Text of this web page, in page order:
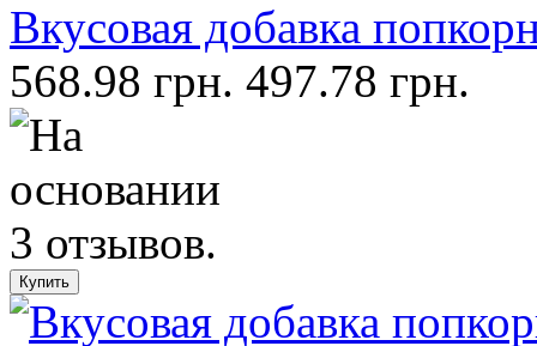
Вкусовая добавка
568.98 грн. 497.78 грн.